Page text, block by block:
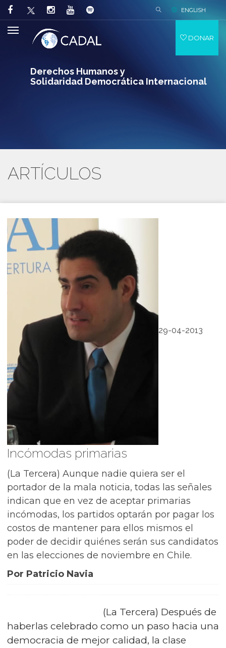
Derechos Humanos y
Solidaridad Democrática Internacional
ENGLISH
DONAR
ARTÍCULOS
29-04-2013
Incómodas primarias
(La Tercera) Aunque nadie quiera ser el
portador de la mala noticia, todas las señales
indican que en vez de aceptar primarias
incómodas, los partidos optarán por pagar los
costos de mantener para ellos mismos el
poder de decidir quiénes serán sus candidatos
en las elecciones de noviembre en Chile.
Por Patricio Navia
(La Tercera) Después de
haberlas celebrado como un paso hacia una
democracia de mejor calidad, la clase